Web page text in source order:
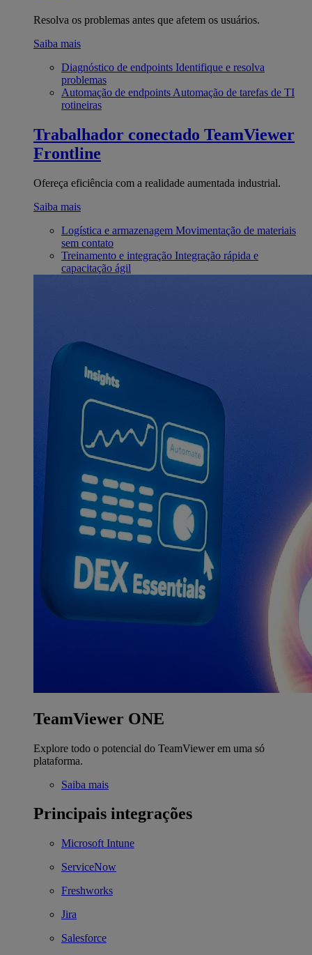
Resolva os problemas antes que afetem os usuários.
Saiba mais
Diagnóstico de endpoints Identifique e resolva
problemas
Automação de endpoints Automação de tarefas de TI
rotineiras
Trabalhador conectado TeamViewer
Frontline
Ofereça eficiência com a realidade aumentada industrial.
Saiba mais
Logística e armazenagem Movimentação de materiais
sem contato
Treinamento e integração Integração rápida e
capacitação ágil
TeamViewer ONE
Explore todo o potencial do TeamViewer em uma só
plataforma.
Saiba mais
Principais integrações
Microsoft Intune
ServiceNow
Freshworks
Jira
Salesforce